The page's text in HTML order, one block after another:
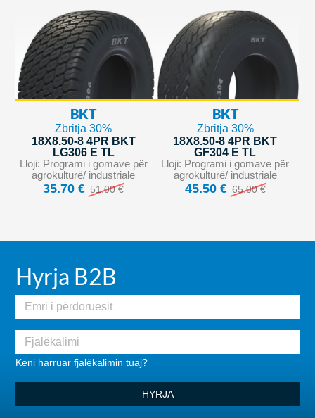
BKT
Zbritja 30%
18X8.50-8 4PR BKT
LG306 E TL
Lloji: Programi i gomave për
agrokulturë/ industriale
35.70 € 51.00 €
BKT
Zbritja 30%
18X8.50-8 4PR BKT
GF304 E TL
Lloji: Programi i gomave për
agrokulturë/ industriale
45.50 € 65.00 €
Hyrja B2B
Keni harruar fjalëkalimin tuaj?
HYRJA